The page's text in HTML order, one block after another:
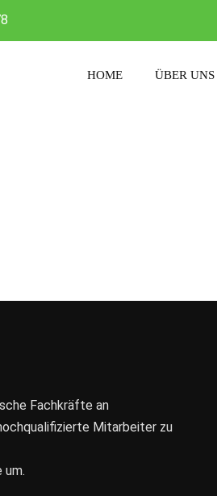
HOME ÜBER UNS
Fachkräfte an
Mitarbeiter zu
um.